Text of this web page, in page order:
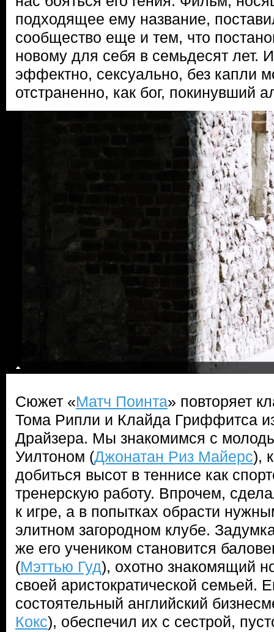
подходящее ему название,
сообщество еще и тем, что
новому для себя в семьдесят лет.
эффектно, сексуально, без капли
отстраненно, как бог, покинувший
Сюжет «Матч Поинта» повторяет
Тома Рипли и Клайда Гриффитса
Драйзера. Мы знакомимся с
Уилтоном (Джонатан Риз Майерс),
добиться высот в теннисе как
тренерскую работу. Впрочем,
к игре, а в попытках обрасти
элитном загородном клубе.
же его учеником становится
(Мэттью Гуд), охотно знакомящий
своей аристократической семьей.
состоятельный английский
Кокс), обеспечил их с сестрой,